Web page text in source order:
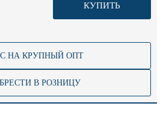
КУПИТЬ
НА КРУПНЫЙ ОПТ
В РОЗНИЦУ